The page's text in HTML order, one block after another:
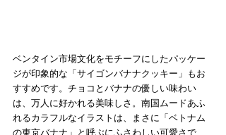
ベンタイン市場文化をモチーフにしたパッケー
ジが印象的な「サイゴンバナナクッキー」もお
すすめです。チョコとバナナの優しい味わい
は、万人に好かれる美味しさ。南国ムードあふ
れるカラフルなイラストは、まさに「ベトナム
の東京バナナ」と呼ぶにふさわしい可愛さで